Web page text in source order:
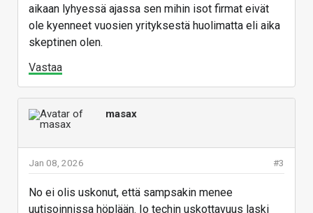
aikaan lyhyessä ajassa sen mihin isot firmat eivät
ole kyenneet vuosien yrityksestä huolimatta eli aika
skeptinen olen.
Vastaa
masax
#3
Jan 08, 2026
No ei olis uskonut, että sampsakin menee
uutisoinnissa höplään. Io techin uskottavuus laski